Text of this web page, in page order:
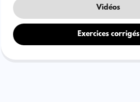
Vidéos
Exercices corrigés